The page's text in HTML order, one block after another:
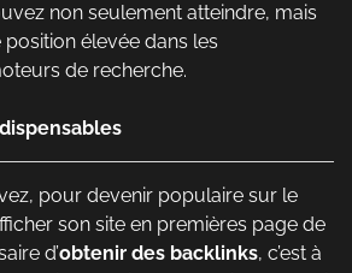
non seulement atteindre, mais
élevée dans les
de recherche.
pour devenir populaire sur le
son site en premières page de
d’obtenir des backlinks, c’est à